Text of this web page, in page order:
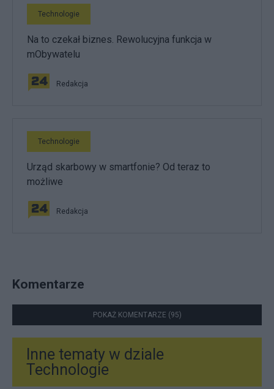
Technologie
Na to czekał biznes. Rewolucyjna funkcja w
mObywatelu
Redakcja
Technologie
Urząd skarbowy w smartfonie? Od teraz to
możliwe
Redakcja
Komentarze
POKAŻ KOMENTARZE (95)
Inne tematy w dziale
Technologie